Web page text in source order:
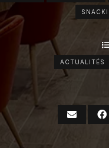
ACTUALITÉS